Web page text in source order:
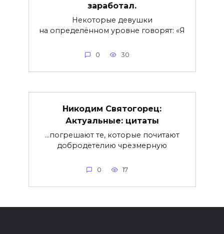
заработал.
Некоторые девушки
на определённом уровне говорят: «Я
0 30
Никодим Святогорец:
Актуальные: цитаты
…погрешают те, которые почитают
добродетелию чрезмерную
0 17